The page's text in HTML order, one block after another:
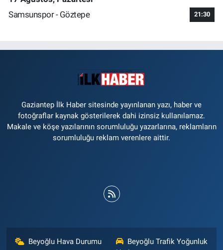
Samsunspor - Göztepe
21:30
Gaziantep İlk Haber sitesinde yayınlanan yazı, haber ve
fotoğraflar kaynak gösterilerek dahi izinsiz kullanılamaz.
Makale ve köşe yazılarının sorumluluğu yazarlarına, reklamların
sorumluluğu reklam verenlere aittir.
Beyoğlu Hava Durumu
Beyoğlu Trafik Yoğunluk